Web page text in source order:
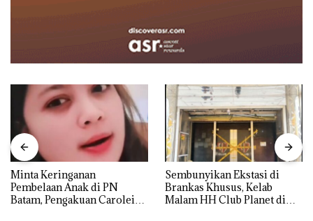
Minta Keringanan
Pembelaan Anak di PN
Batam, Pengakuan Carolein
Sembunyikan Ekstasi di
Brankas Khusus, Kelab
Malam HH Club Planet di